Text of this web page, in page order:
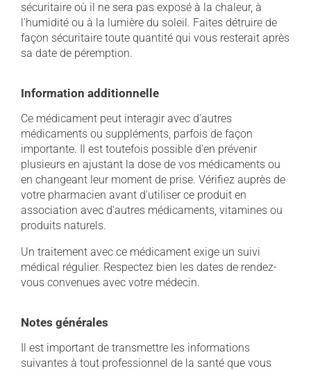
sécuritaire où il ne sera pas exposé à la chaleur, à
l'humidité ou à la lumière du soleil. Faites détruire de
façon sécuritaire toute quantité qui vous resterait après
sa date de péremption.
Information additionnelle
Ce médicament peut interagir avec d'autres
médicaments ou suppléments, parfois de façon
importante. Il est toutefois possible d'en prévenir
plusieurs en ajustant la dose de vos médicaments ou
en changeant leur moment de prise. Vérifiez auprès de
votre pharmacien avant d'utiliser ce produit en
association avec d'autres médicaments, vitamines ou
produits naturels.
Un traitement avec ce médicament exige un suivi
médical régulier. Respectez bien les dates de rendez-
vous convenues avec votre médecin.
Notes générales
Il est important de transmettre les informations
suivantes à tout professionnel de la santé que vous